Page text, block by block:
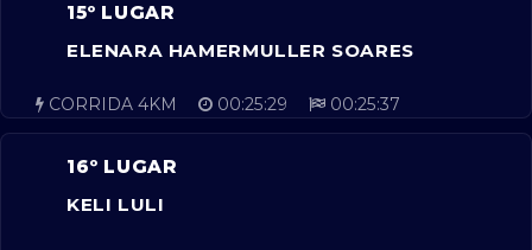
15º LUGAR
ELENARA HAMERMULLER SOARES
CORRIDA 4KM 00:25:29 00:25:37
16º LUGAR
KELI LULI